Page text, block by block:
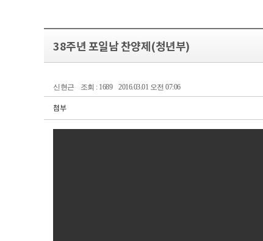
38주년 포일남 찬양제(청년부)
신현근 조회 : 1689 2016.03.01 오전 07:06
첨부